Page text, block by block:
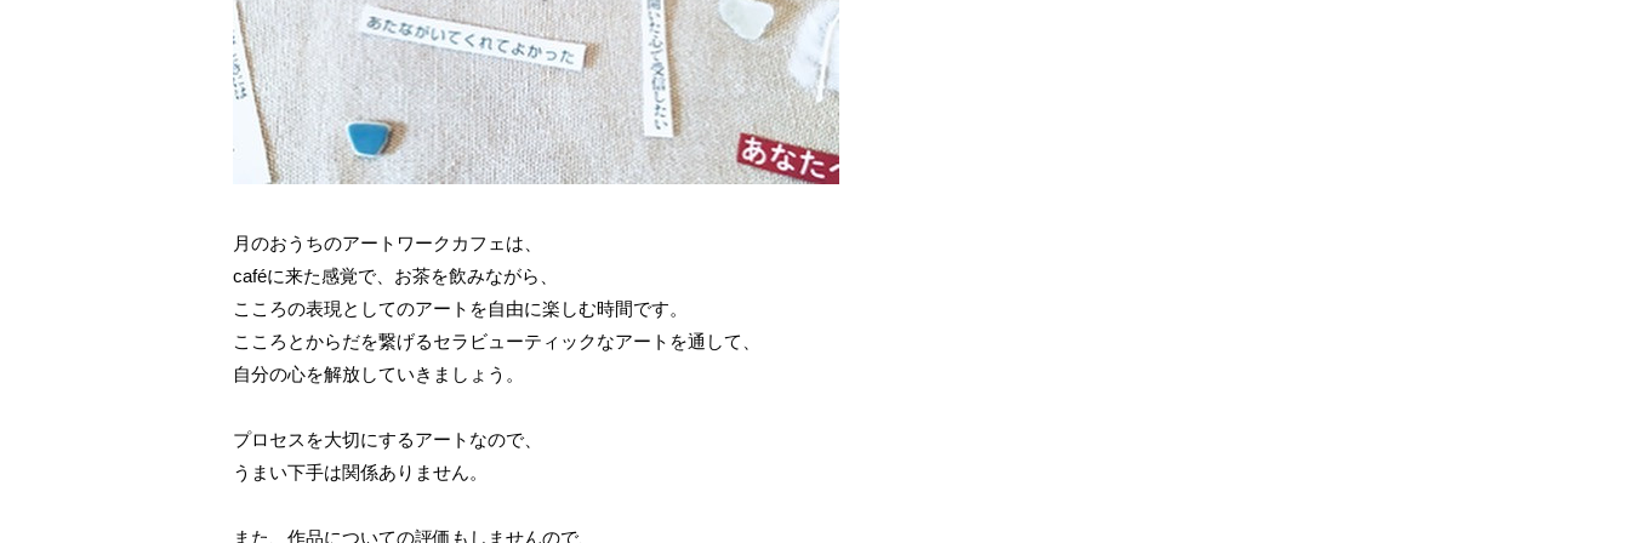
月のおうちのアートワークカフェは、
caféに来た感覚で、お茶を飲みながら、
こころの表現としてのアートを自由に楽しむ時間です。
こころとからだを繋げるセラビューティックなアートを通して、
自分の心を解放していきましょう。
プロセスを大切にするアートなので、
うまい下手は関係ありません。
また、作品についての評価もしませんので、